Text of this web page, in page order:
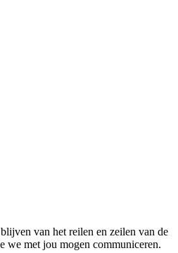
van het reilen en zeilen van de
we met jou mogen communiceren.